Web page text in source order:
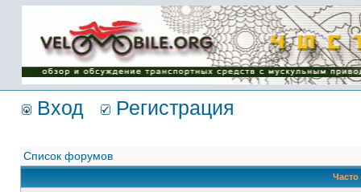
Имя пользователя:
Пароль:
{ LOG_ME_IN_SHORT
}
Вход Регистрация
Список форумов